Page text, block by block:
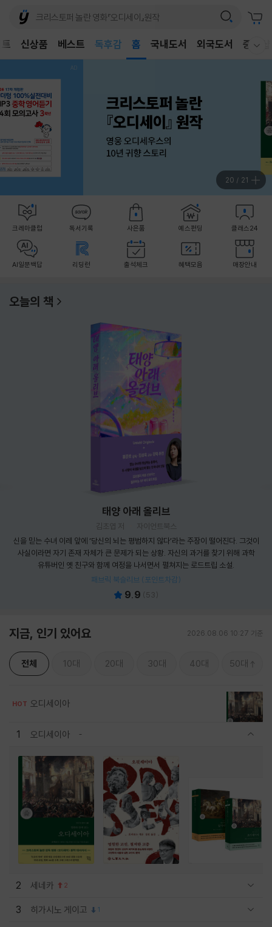
신상품 베스트
독후감
홈 국내도서 외국도서 중고샵
21 / 21
크레마클럽 독서기록 사은품 예스펀딩 클래스24
AI일문백답 리딩런 출석체크 혜택모음 매장안내
오늘의 책
태양 아래 올리브
김초엽 저
자이언트북스
신을 믿는 수녀 이레 앞에 ‘당신의 뇌는 평범하지 않다’라는 주장이 떨어진다. 그것이
사실이라면 자기 존재 자체가 큰 문제가 되는 상황. 자신의 과거를 찾기 위해 과학
유튜버인 옛 친구와 함께 여정을 나서면서 펼쳐지는 로드트립 소설.
패브릭 북슬리브 (포인트차감)
9.9 (53)
지금, 인기 있어요 2026.08.06 10:27 기준
전체 10대 20대 30대 40대 50대
HOT 오디세이아
1 오디세이아
2 세네카 2
3 히가시노 게이고 1